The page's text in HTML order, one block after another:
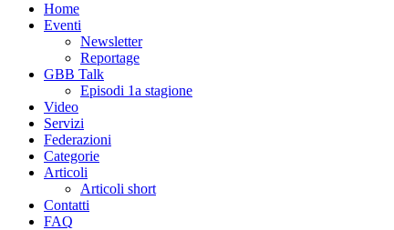
Home
Eventi
Newsletter
Reportage
GBB Talk
Episodi 1a stagione
Video
Servizi
Federazioni
Categorie
Articoli
Articoli short
Contatti
FAQ